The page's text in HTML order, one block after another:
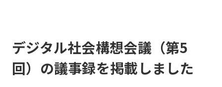
デジタル社会構想会議（第5
回）の議事録を掲載しました